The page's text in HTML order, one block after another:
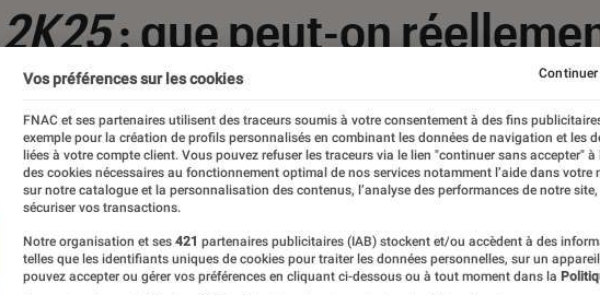
: que peut-on
événement ?
Deyres
Les
Vos préférences sur les cookies
FNAC et ses partenaires utilisent des traceurs soumis à votre consentement à des fins
exemple pour la création de profils personnalisés en combinant les données de navigation et les
liées à votre compte client. Vous pouvez refuser les traceurs via le lien "continuer sans accepter" à
des cookies nécessaires au fonctionnement optimal de nos services notamment l’aide dans votre
sur notre catalogue et la personnalisation des contenus, l’analyse des performances de notre
sécuriser vos transactions.
Notre organisation et ses 421 partenaires publicitaires (IAB) stockent et/ou accèdent à des
telles que les identifiants uniques de cookies pour traiter les données personnelles, sur un
pouvez accepter ou gérer vos préférences en cliquant ci-dessous ou à tout moment dans la